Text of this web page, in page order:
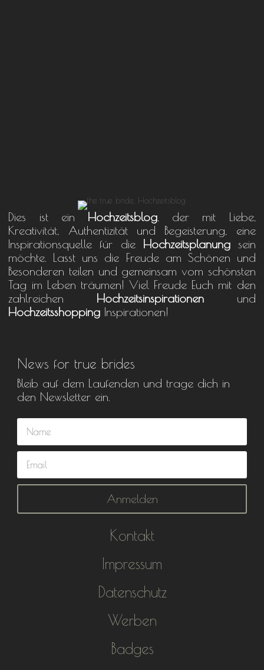
Dies ist ein Hochzeitsblog, der mit Liebe,
Kreativität, Authentizität und Begeisterung, eine
Inspirationsquelle für die Hochzeitsplanungsein
möchte. Lasst uns die Freude am Schönen und
Besonderen teilen und gemeinsam vom schönsten
Tag im Leben träumen! Viel Freude Euch mit den
zahlreichen Hochzeitsinspirationen und
Hochzeitsshopping Inspirationen!
News for true brides
Bleib auf dem Laufenden und trage dich in
den Newsletter ein.
Anmelden
Kontakt
Impressum
Datenschutz
Werben
Badges